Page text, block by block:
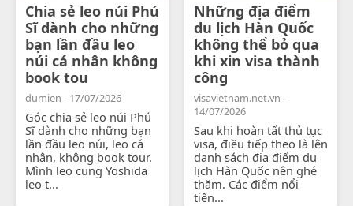
Chia sẻ leo núi Phú
Sĩ dành cho những
bạn lần đầu leo
núi cá nhân không
book tou
dumien - 17/07/2026
Góc chia sẻ leo núi Phú
Sĩ dành cho những bạn
lần đầu leo núi, leo cá
nhân, không book tour.
Mình leo cung Yoshida
leo t...
Những địa điểm
du lịch Hàn Quốc
không thể bỏ qua
khi xin visa thành
công
visavietnam.net.vn -
14/07/2026
Sau khi hoàn tất thủ tục
visa, điều tiếp theo là lên
danh sách địa điểm du
lịch Hàn Quốc nên ghé
thăm. Các điểm nổi
tiến...